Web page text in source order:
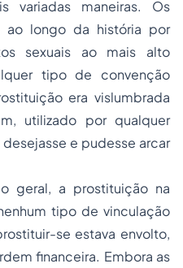
variadas maneiras. Os
ao longo da história por
sexuais ao mais alto
tipo de convenção
era vislumbrada
utilizado por qualquer
e pudesse arcar
geral, a prostituição na
tipo de vinculação
se estava envolto,
financeira. Embora as